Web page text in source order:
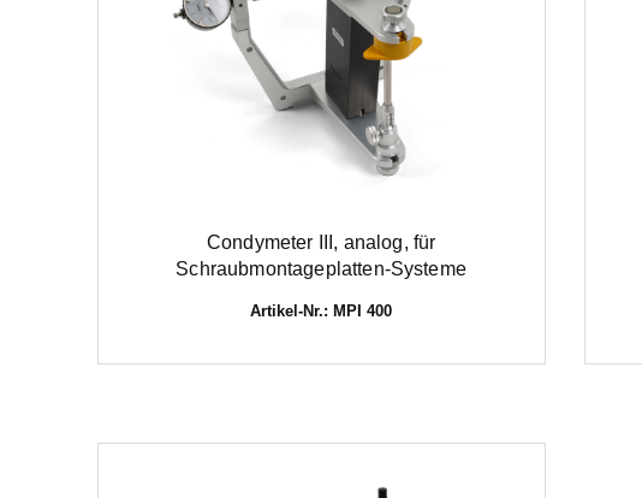
Condymeter III, analog, für
Schraubmontageplatten-Systeme
Artikel-Nr.: MPI 400